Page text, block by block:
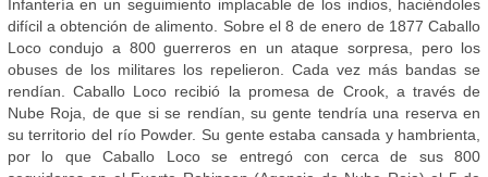
Infantería en un seguimiento implacable de los indios, haciéndoles
difícil a obtención de alimento. Sobre el 8 de enero de 1877 Caballo
Loco condujo a 800 guerreros en un ataque sorpresa, pero los
obuses de los militares los repelieron. Cada vez más bandas se
rendían. Caballo Loco recibió la promesa de Crook, a través de
Nube Roja, de que si se rendían, su gente tendría una reserva en
su territorio del río Powder. Su gente estaba cansada y hambrienta,
por lo que Caballo Loco se entregó con cerca de sus 800